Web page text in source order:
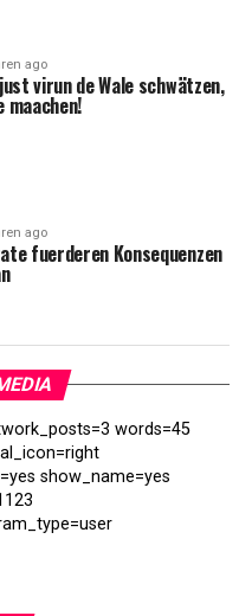
ago
virun de Wale schwätzen,
maachen!
ago
fuerderen Konsequenzen
words=45
show_name=yes